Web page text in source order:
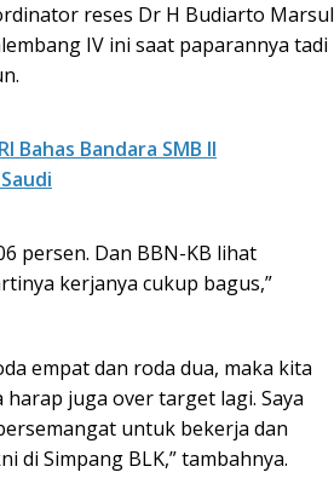
reses Dr H Budiarto Marsul
IV ini saat paparannya tadi
Bahas Bandara SMB II
persen. Dan BBN-KB lihat
kerjanya cukup bagus,”
empat dan roda dua, maka kita
juga over target lagi. Saya
untuk bekerja dan
di Simpang BLK,” tambahnya.